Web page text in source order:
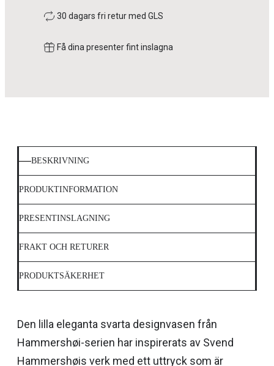
30 dagars fri retur med GLS
Få dina presenter fint inslagna
BESKRIVNING
PRODUKTINFORMATION
PRESENTINSLAGNING
FRAKT OCH RETURER
PRODUKTSÄKERHET
Den lilla eleganta svarta designvasen från
Hammershøi-serien har inspirerats av Svend
Hammershøis verk med ett uttryck som är